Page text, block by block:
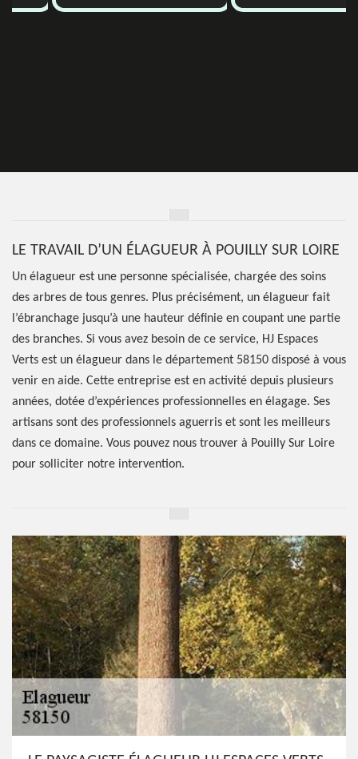
LE TRAVAIL D’UN ÉLAGUEUR À POUILLY SUR LOIRE
Un élagueur est une personne spécialisée, chargée des soins
des arbres de tous genres. Plus précisément, un élagueur fait
l’ébranchage jusqu’à une hauteur définie en coupant une partie
des branches. Si vous avez besoin de ce service, HJ Espaces
Verts est un élagueur dans le département 58150 disposé à vous
venir en aide. Cette entreprise est en activité depuis plusieurs
années, dotée d’expériences professionnelles en élagage. Ses
artisans sont des professionnels aguerris et sont les meilleurs
dans ce domaine. Vous pouvez nous trouver à Pouilly Sur Loire
pour solliciter notre intervention.